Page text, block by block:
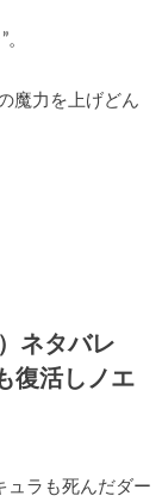
魔力を上げどん
ネタバレ
復活しノエ
ュラも死んだダー